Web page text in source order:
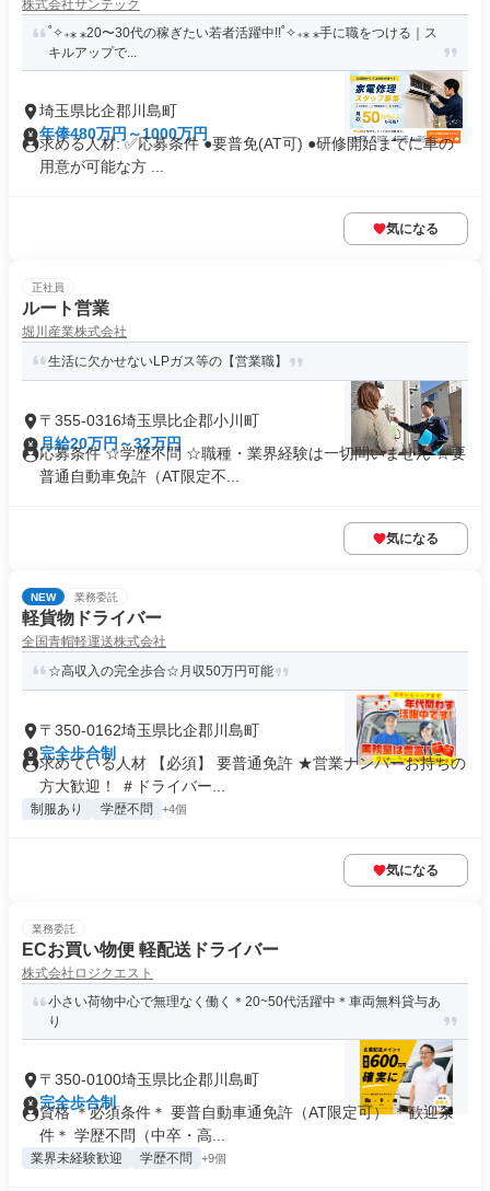
株式会社サンテック
˚✧₊⁎ ⁎20〜30代の稼ぎたい若者活躍中!!˚✧₊⁎ ⁎手に職をつける｜ス
キルアップで...
埼玉県比企郡川島町
年俸480万円～1000万円
求める人材: ✅️応募条件 ●要普免(AT可) ●研修開始までに車の
用意が可能な方 ...
気になる
正社員
ルート営業
堀川産業株式会社
生活に欠かせないLPガス等の【営業職】
〒355-0316埼玉県比企郡小川町
月給20万円～32万円
応募条件 ☆学歴不問 ☆職種・業界経験は一切問いません ☆要
普通自動車免許（AT限定不...
気になる
NEW 業務委託
軽貨物ドライバー
全国青帽軽運送株式会社
☆高収入の完全歩合☆月収50万円可能
〒350-0162埼玉県比企郡川島町
完全歩合制
求めている人材 【必須】 要普通免許 ★営業ナンバーお持ちの
方大歓迎！ ＃ドライバー...
制服あり 学歴不問 +4個
気になる
業務委託
ECお買い物便 軽配送ドライバー
株式会社ロジクエスト
小さい荷物中心で無理なく働く＊20~50代活躍中＊車両無料貸与あ
り
〒350-0100埼玉県比企郡川島町
完全歩合制
資格 ＊必須条件＊ 要普自動車通免許（AT限定可） ＊歓迎条
件＊ 学歴不問（中卒・高...
業界未経験歓迎 学歴不問 +9個